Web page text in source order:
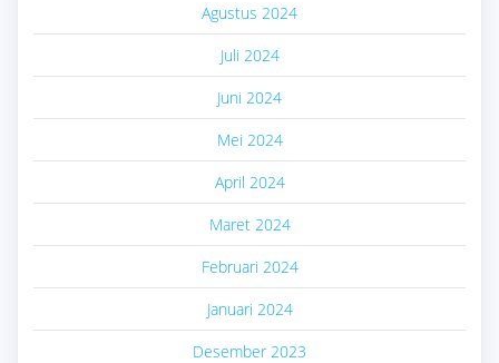
Agustus 2024
Juli 2024
Juni 2024
Mei 2024
April 2024
Maret 2024
Februari 2024
Januari 2024
Desember 2023